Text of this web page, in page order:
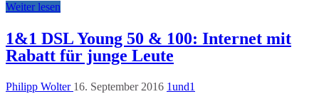
Weiter lesen
1&1 DSL Young 50 & 100: Internet mit
Rabatt für junge Leute
Philipp Wolter 16. September 2016 1und1